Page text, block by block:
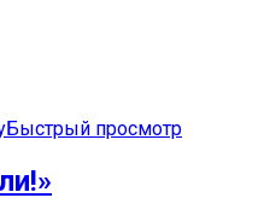
Быстрый просмотр